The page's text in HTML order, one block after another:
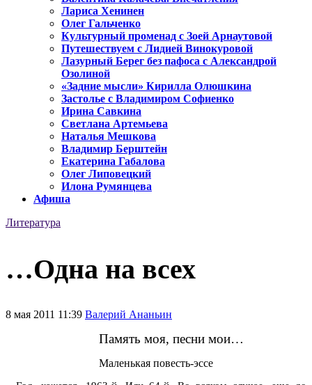
Лариса Хенинен
Олег Гальченко
Культурный променад с Зоей Арнаутовой
Путешествуем с Лидией Винокуровой
Лазурный Берег без пафоса с Александрой
Озолиной
«Задние мысли» Кирилла Олюшкина
Застолье с Владимиром Софиенко
Ирина Савкина
Светлана Артемьева
Наталья Мешкова
Владимир Берштейн
Екатерина Габалова
Олег Липовецкий
Илона Румянцева
Афиша
Литература
…Одна на всех
8 мая 2011 11:39 Валерий Ананьин
Память моя, песни мои…
Маленькая повесть-эссе